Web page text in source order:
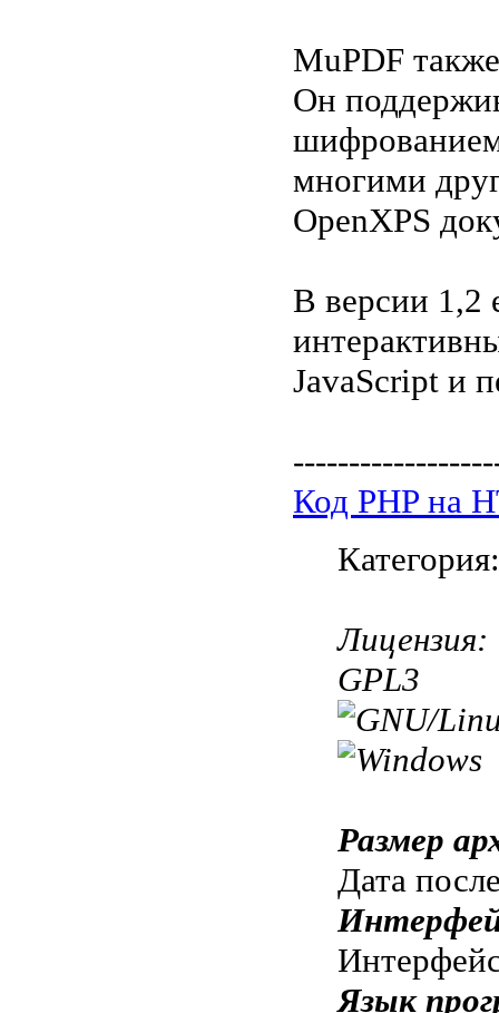
MuPDF
Он
многими
OpenXPS
В версии 1,2
JavaScript и
Код PHP на
Лицензия:
GPL3
Размер
Дата
Язык